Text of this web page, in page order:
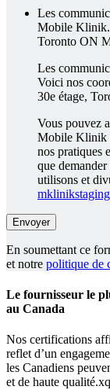
Les
Mobile Klinik.
Toronto ON
Les
Voici nos
30e étage,
Vous pouvez
Mobile Klinik
nos pratiques
que
utilisons et
En soumettant ce
et notre politique de
Le fournisseur le
au Canada
Nos certifications
reflet d’un
les Canadiens
et de haute